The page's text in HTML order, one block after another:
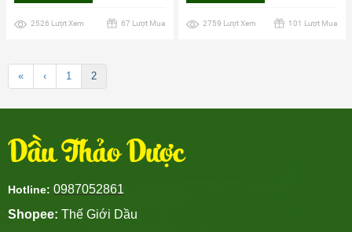
2526 Lượt Xem 67 Lượt Mua 2759 Lượt Xem 101 Lượt Mua
« ‹ 1 2
Dầu Thảo Dược
Hotline: 0987052861
Shopee: Thế Giới Dầu